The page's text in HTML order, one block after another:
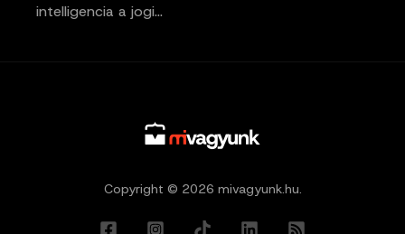
intelligencia a jogi…
Copyright © 2026 mivagyunk.hu.